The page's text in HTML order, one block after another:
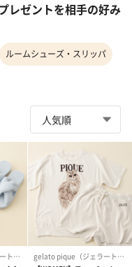
レゼントを相手の好み
ルームシューズ・スリッパ